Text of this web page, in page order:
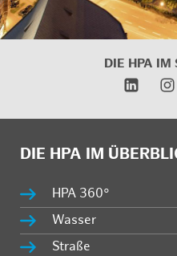
DIE HPA IM
DIE HPA IM
HPA 360°
Wasser
Straße